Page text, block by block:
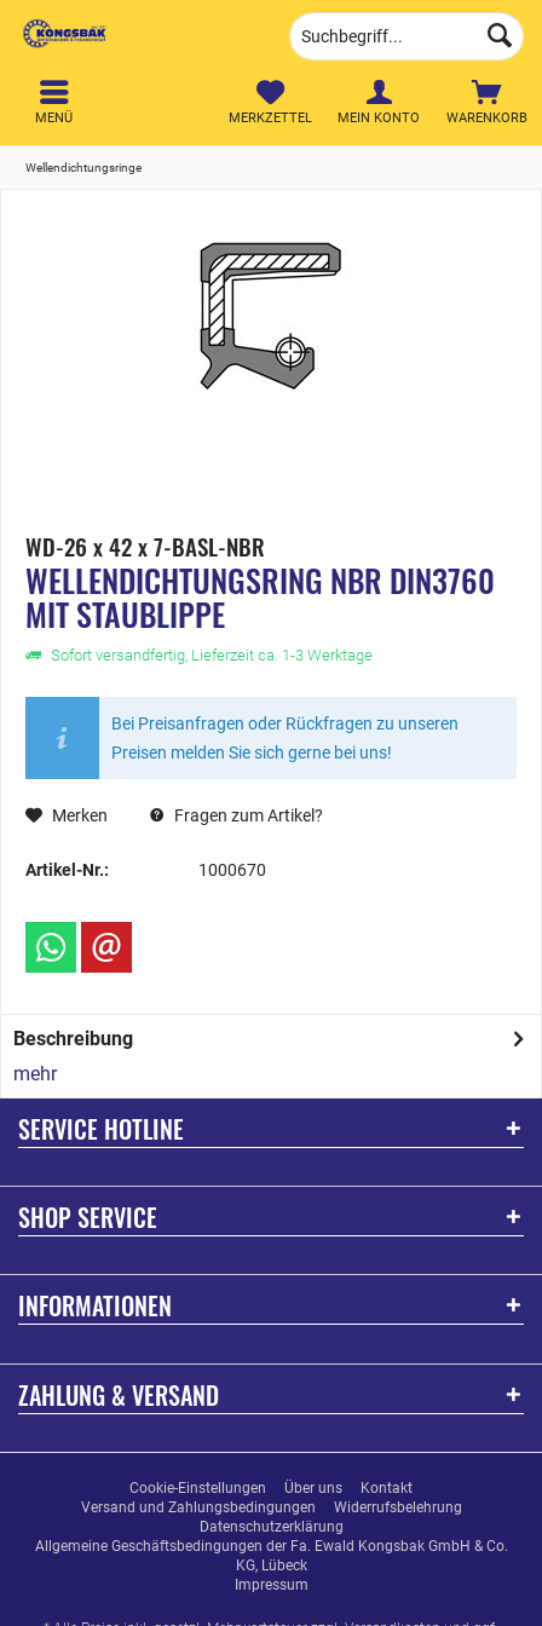
WARENKORB
MERKZETTEL MEIN KONTO
MENÜ
Wellendichtungsringe
WD-26 x 42 x 7-BASL-NBR
WELLENDICHTUNGSRING NBR DIN3760
MIT STAUBLIPPE
Sofort versandfertig, Lieferzeit ca. 1-3 Werktage
Bei Preisanfragen oder Rückfragen zu unseren
Preisen melden Sie sich gerne bei uns!
Merken Fragen zum Artikel?
Artikel-Nr.: 1000670
Beschreibung
mehr
SERVICE HOTLINE
SHOP SERVICE
INFORMATIONEN
ZAHLUNG & VERSAND
Cookie-Einstellungen Über uns
Kontakt
Versand und Zahlungsbedingungen
Widerrufsbelehrung
Datenschutzerklärung
Allgemeine Geschäftsbedingungen der Fa. Ewald Kongsbak GmbH & Co.
KG, Lübeck
Impressum